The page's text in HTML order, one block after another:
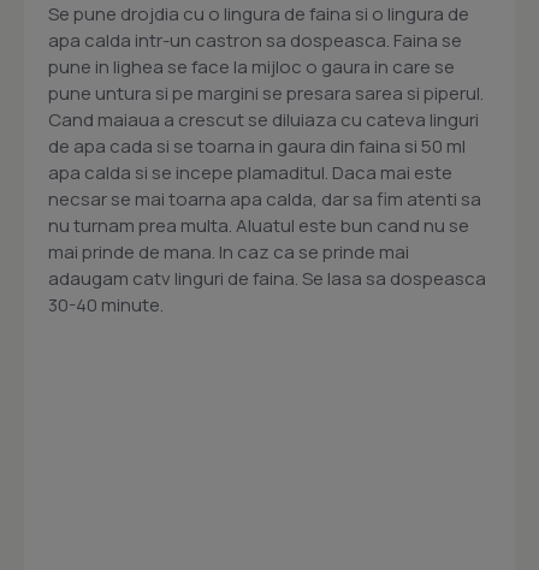
Se pune drojdia cu o lingura de faina si o lingura de
apa calda intr-un castron sa dospeasca. Faina se
pune in lighea se face la mijloc o gaura in care se
pune untura si pe margini se presara sarea si piperul.
Cand maiaua a crescut se diluiaza cu cateva linguri
de apa cada si se toarna in gaura din faina si 50 ml
apa calda si se incepe plamaditul. Daca mai este
necsar se mai toarna apa calda, dar sa fim atenti sa
nu turnam prea multa. Aluatul este bun cand nu se
mai prinde de mana. In caz ca se prinde mai
adaugam catv linguri de faina. Se lasa sa dospeasca
30-40 minute.